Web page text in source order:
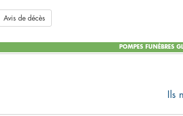
Avis de décès
POMPES FUNÈBRES
Ils